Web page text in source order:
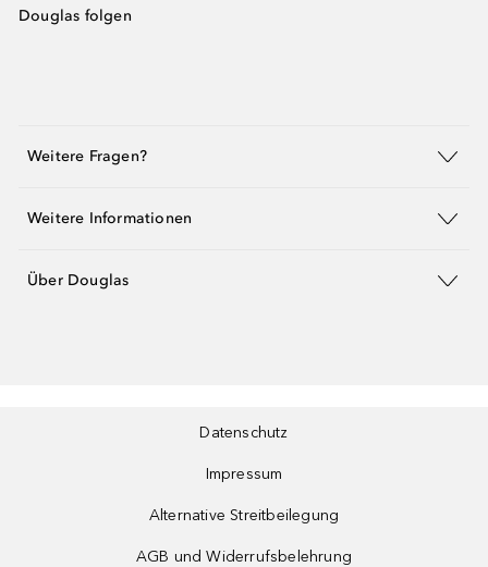
Douglas folgen
Weitere Fragen?
Weitere Informationen
Über Douglas
Datenschutz
Impressum
Alternative Streitbeilegung
AGB und Widerrufsbelehrung